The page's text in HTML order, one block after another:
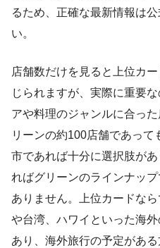
るため、正確な最新情報は
い。
店舗数だけを見ると上位カ
じられますが、実際に重要
アや料理のジャンルに合っ
リーンの約100店舗であっ
市であれば十分に選択肢が
ればグリーンのラインナッ
ありません。上位カードな
や台湾、ハワイといった海
あり、海外旅行の予定があ